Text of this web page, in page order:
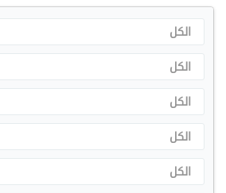
الكل
الكل
الكل
الكل
الكل